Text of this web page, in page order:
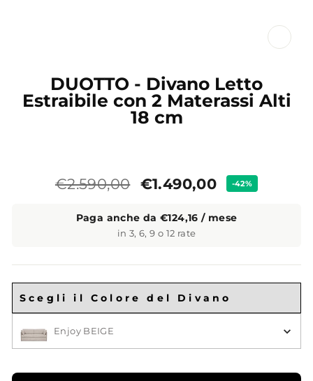
DUOTTO - Divano Letto
Estraibile con 2 Materassi Alti
18 cm
Prezzo
€2.590,00 Prezzo
€1.490,00 -42%
Paga anche da €124,16 / mese
in 3, 6, 9 o 12 rate
Scegli il Colore del Divano
Enjoy BEIGE